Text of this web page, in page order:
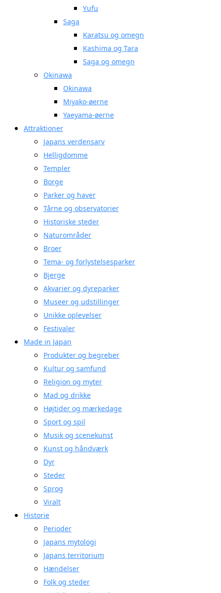
Yufu
Saga
Karatsu og omegn
Kashima og Tara
Saga og omegn
Okinawa
Okinawa
Miyako-øerne
Yaeyama-øerne
Attraktioner
Japans verdensarv
Helligdomme
Templer
Borge
Parker og haver
Tårne og observatorier
Historiske steder
Naturområder
Broer
Tema- og forlystelsesparker
Bjerge
Akvarier og dyreparker
Museer og udstillinger
Unikke oplevelser
Festivaler
Made in Japan
Produkter og begreber
Kultur og samfund
Religion og myter
Mad og drikke
Højtider og mærkedage
Sport og spil
Musik og scenekunst
Kunst og håndværk
Dyr
Steder
Sprog
Viralt
Historie
Perioder
Japans mytologi
Japans territorium
Hændelser
Folk og steder